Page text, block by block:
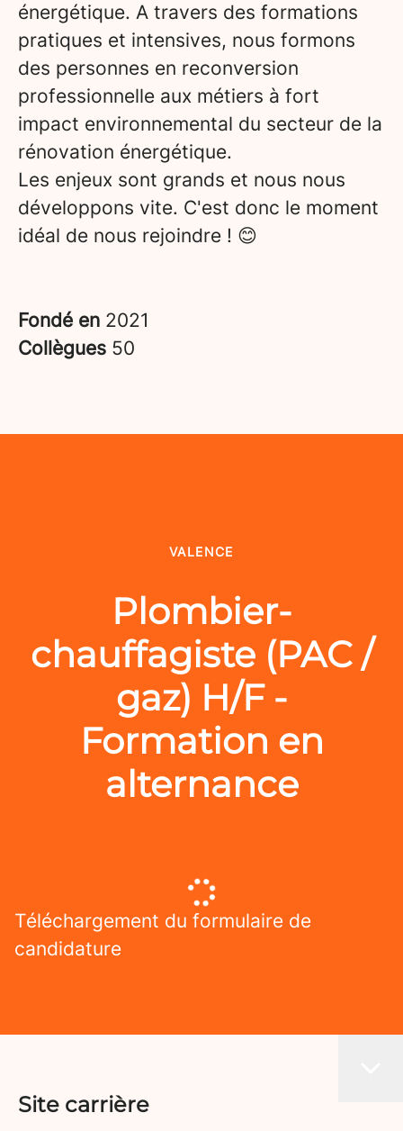
énergétique. A travers des formations
pratiques et intensives, nous formons
des personnes en reconversion
professionnelle aux métiers à fort
impact environnemental du secteur de la
rénovation énergétique.
Les enjeux sont grands et nous nous
développons vite. C'est donc le moment
idéal de nous rejoindre ! 😊
Fondé en 2021
Collègues 50
VALENCE
Plombier-
chauffagiste (PAC /
gaz) H/F -
Formation en
alternance
Téléchargement du formulaire de
candidature
Site carrière